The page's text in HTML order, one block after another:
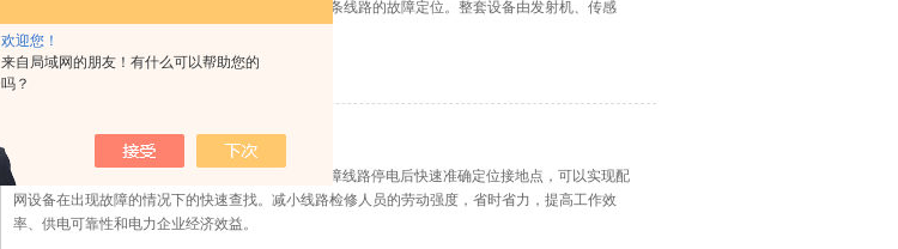
欢迎您！
来自局域网的朋友！有什么可以帮助您的
吗？
运后，可对接地点进行定位的便携设备，可进行多条线路的故障定位。整套设备由发射机、传感
器、接收机及附件组成。
更新时间：2025-06-13 访问次数：1819
DTY-2D配电网线路接地点故障定位仪
DTY-2D配电网线路接地点故障定位仪用于10kV故障线路停电后快速准确定位接地点，可以实现配
网设备在出现故障的情况下的快速查找。减小线路检修人员的劳动强度，省时省力，提高工作效
率、供电可靠性和电力企业经济效益。